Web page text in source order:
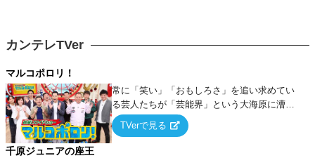
カンテレTVer
マルコポロリ！
常に「笑い」「おもしろさ」を追い求めてい
る芸人たちが「芸能界」という大海原に漕ぎ
出でて、新たなオモシロ人間を発掘する！
TVerで見る
千原ジュニアの座王